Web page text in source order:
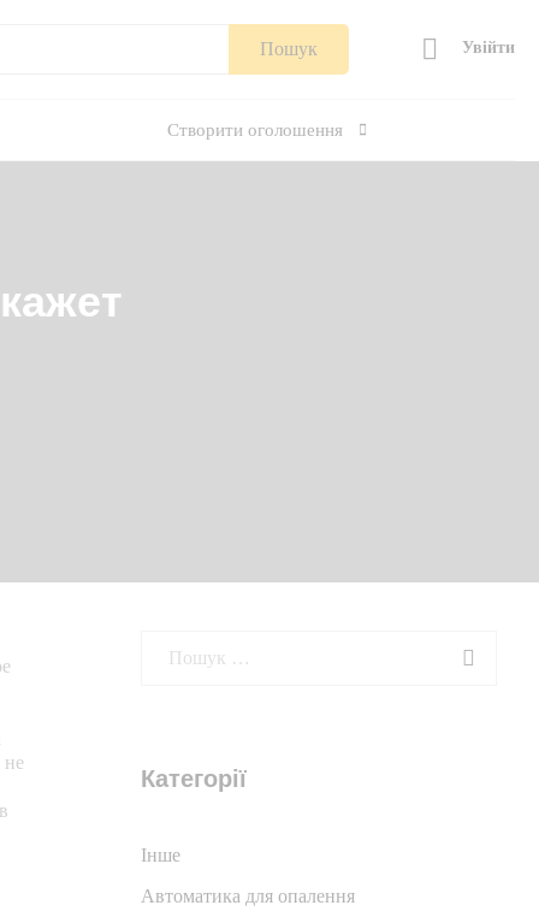
Пошук Увійти
Створити оголошення
не
Категорії
Iнше
Автоматика для опалення